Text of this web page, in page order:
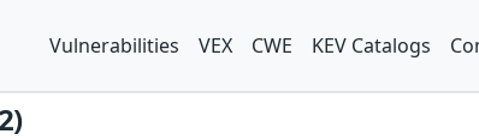
Vulnerabilities VEX CWE KEV Catalogs